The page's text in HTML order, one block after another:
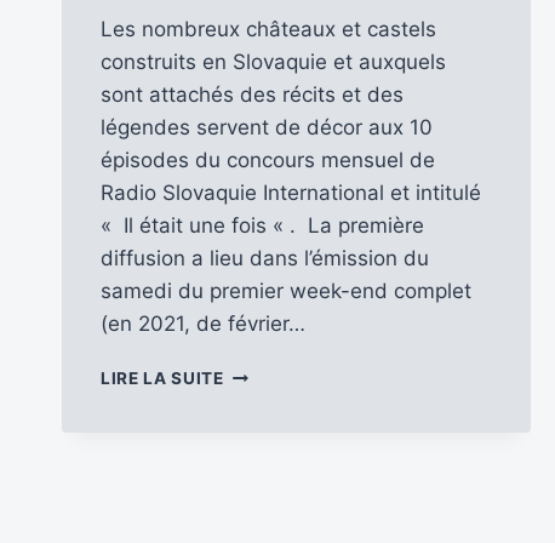
Les nombreux châteaux et castels
construits en Slovaquie et auxquels
sont attachés des récits et des
légendes servent de décor aux 10
épisodes du concours mensuel de
Radio Slovaquie International et intitulé
« Il était une fois « . La première
diffusion a lieu dans l’émission du
samedi du premier week-end complet
(en 2021, de février…
LIRE LA SUITETENTEZ